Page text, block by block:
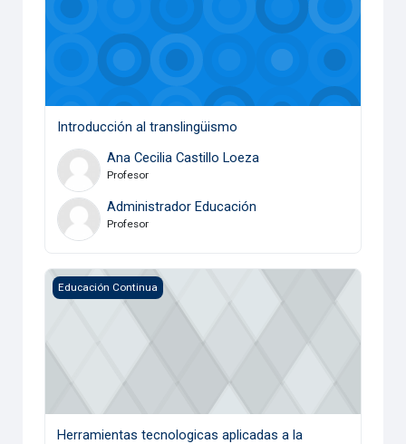
Introducción al translingüismo
Ana Cecilia Castillo Loeza
Profesor
Administrador Educación
Profesor
Herramientas tecnologicas aplicadas a la docencia
Educación Continua
Herramientas tecnologicas aplicadas a la